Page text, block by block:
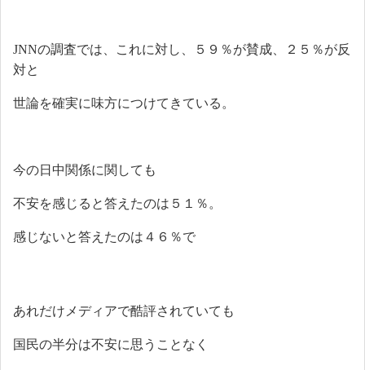
JNNの調査では、これに対し、５９％が賛成、２５％が反
対と
世論を確実に味方につけてきている。
今の日中関係に関しても
不安を感じると答えたのは５１％。
感じないと答えたのは４６％で
あれだけメディアで酷評されていても
国民の半分は不安に思うことなく